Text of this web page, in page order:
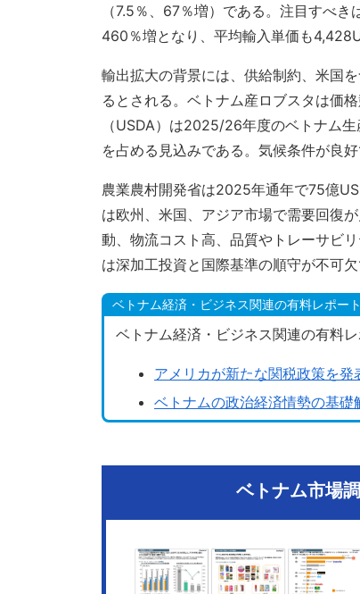
（7.5％、67％増）である。注目すべ
460％増となり、平均輸入単価も
輸出拡大の背景には、供給制約、米国
るとされる。ベトナム産ロブスタは価
（USDA）は2025/26年度のベトナム
を占める見込みである。気候条件が良
農業農村開発省は2025年通年で75億
は欧州、米国、アジア市場で需要回復
動、物流コスト高、品質やトレーサビ
は深加工投資と国際基準の順守が不可欠
ベトナム経済・ビジネス関連の有料レポー
ベトナム経済・ビジネス関連の有料
アメリカが新たな関税政策を
ベトナムの政治経済情勢の基
ベトナム市場